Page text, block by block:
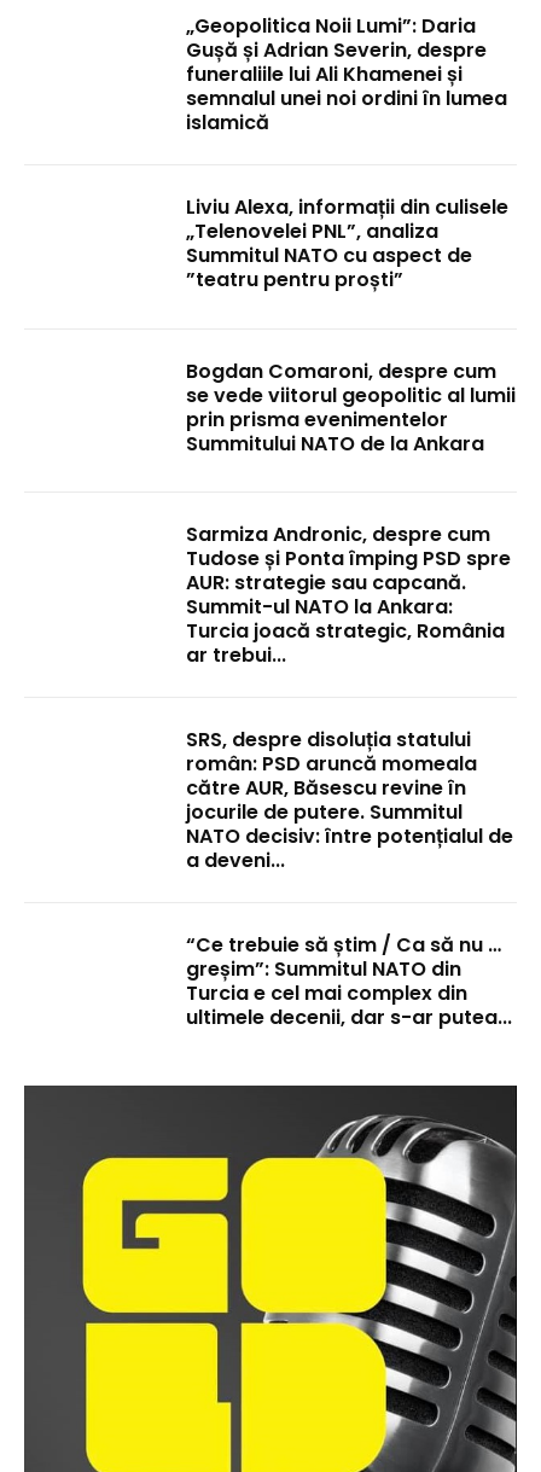
„Geopolitica Noii Lumi”: Daria
Gușă și Adrian Severin, despre
funeraliile lui Ali Khamenei și
semnalul unei noi ordini în lumea
islamică
Liviu Alexa, informații din culisele
„Telenovelei PNL”, analiza
Summitul NATO cu aspect de
”teatru pentru proști”
Bogdan Comaroni, despre cum
se vede viitorul geopolitic al lumii
prin prisma evenimentelor
Summitului NATO de la Ankara
Sarmiza Andronic, despre cum
Tudose și Ponta împing PSD spre
AUR: strategie sau capcană.
Summit-ul NATO la Ankara:
Turcia joacă strategic, România
ar trebui...
SRS, despre disoluția statului
român: PSD aruncă momeala
către AUR, Băsescu revine în
jocurile de putere. Summitul
NATO decisiv: între potențialul de
a deveni...
“Ce trebuie să știm / Ca să nu …
greșim”: Summitul NATO din
Turcia e cel mai complex din
ultimele decenii, dar s-ar putea...